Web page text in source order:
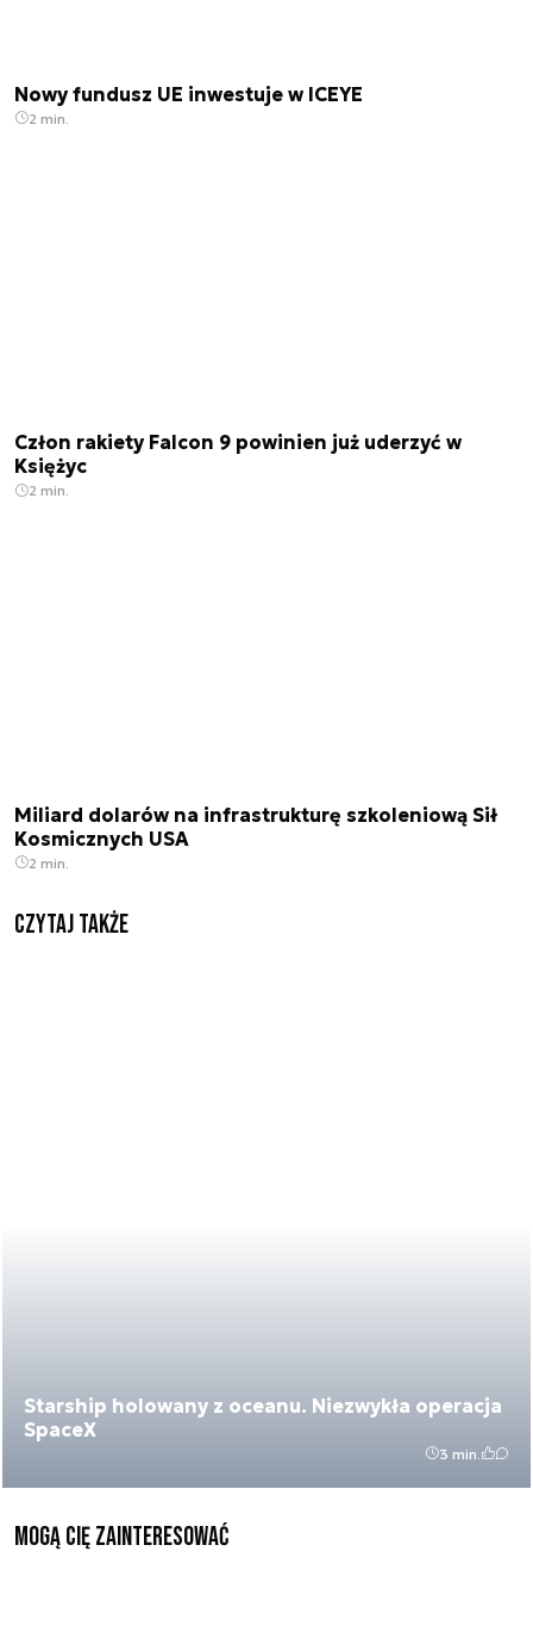
Nowy fundusz UE inwestuje w ICEYE
2 min.
Człon rakiety Falcon 9 powinien już uderzyć w
Księżyc
2 min.
Miliard dolarów na infrastrukturę szkoleniową Sił
Kosmicznych USA
2 min.
Czytaj także
Starship holowany z oceanu. Niezwykła operacja
SpaceX
3 min.
Mogą Cię zainteresować